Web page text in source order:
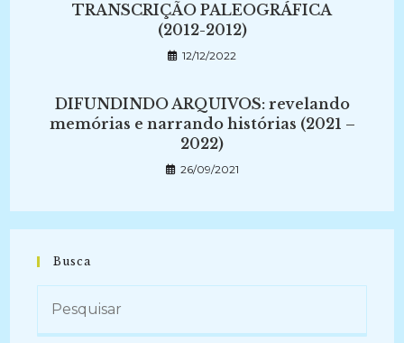
TRANSCRIÇÃO PALEOGRÁFICA
(2012-2012)
12/12/2022
DIFUNDINDO ARQUIVOS: revelando
memórias e narrando histórias (2021 –
2022)
26/09/2021
Busca